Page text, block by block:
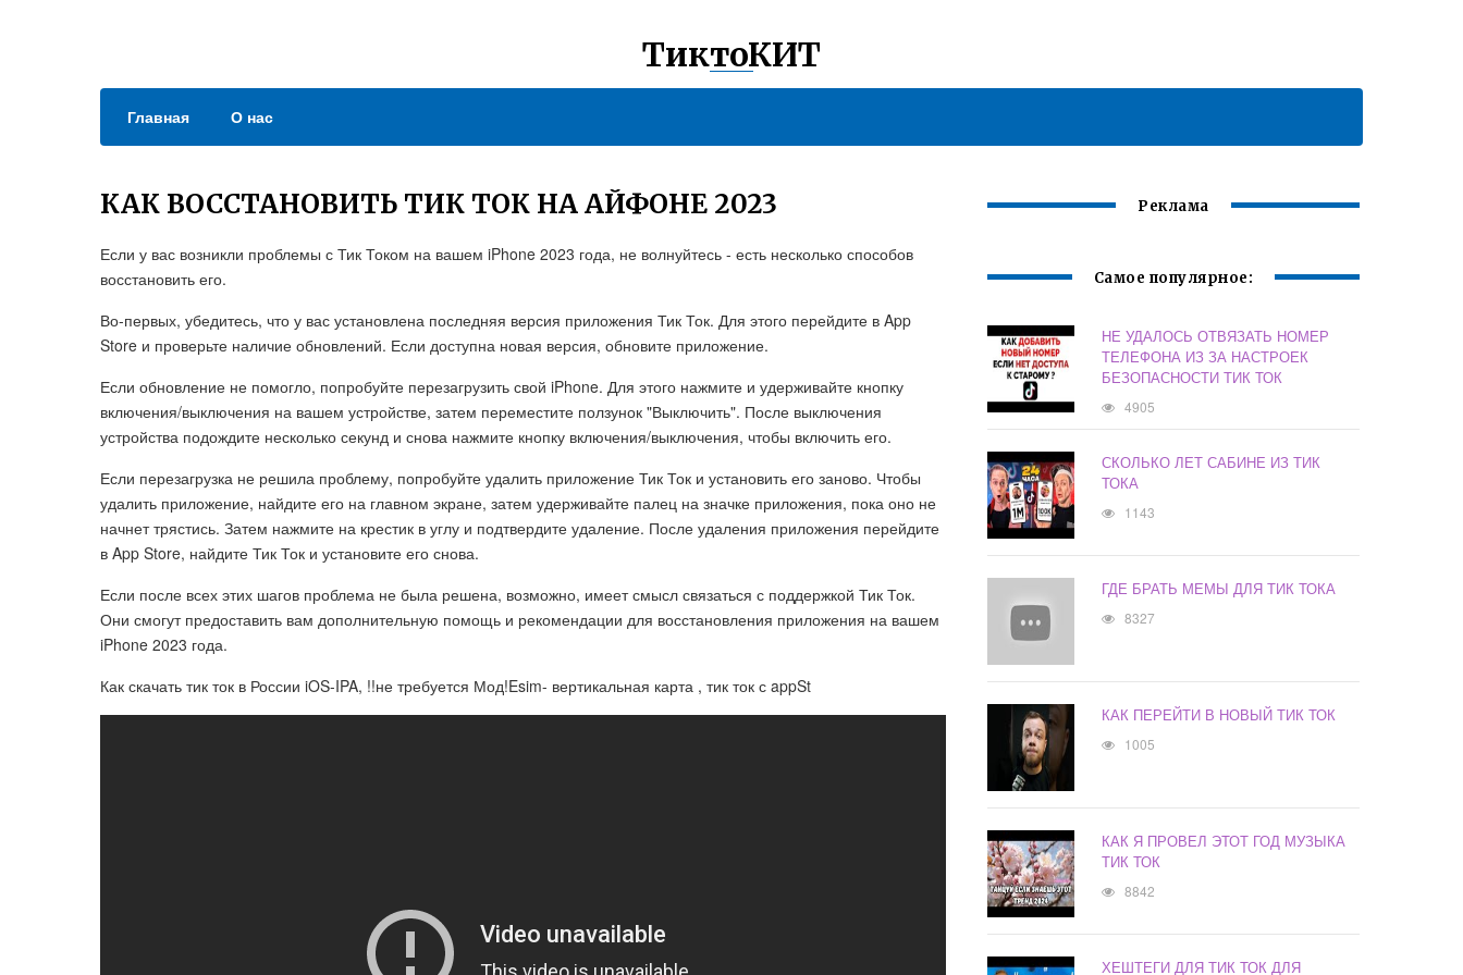
ТиктоКИТ
Главная О нас
КАК ВОССТАНОВИТЬ ТИК ТОК НА АЙФОНЕ 2023
Если у вас возникли проблемы с Тик Током на вашем iPhone 2023 года, не волнуйтесь - есть несколько способов
восстановить его.
Во-первых, убедитесь, что у вас установлена последняя версия приложения Тик Ток. Для этого перейдите в App
Store и проверьте наличие обновлений. Если доступна новая версия, обновите приложение.
Если обновление не помогло, попробуйте перезагрузить свой iPhone. Для этого нажмите и удерживайте кнопку
включения/выключения на вашем устройстве, затем переместите ползунок "Выключить". После выключения
устройства подождите несколько секунд и снова нажмите кнопку включения/выключения, чтобы включить его.
Если перезагрузка не решила проблему, попробуйте удалить приложение Тик Ток и установить его заново. Чтобы
удалить приложение, найдите его на главном экране, затем удерживайте палец на значке приложения, пока оно не
начнет трястись. Затем нажмите на крестик в углу и подтвердите удаление. После удаления приложения перейдите
в App Store, найдите Тик Ток и установите его снова.
Если после всех этих шагов проблема не была решена, возможно, имеет смысл связаться с поддержкой Тик Ток.
Они смогут предоставить вам дополнительную помощь и рекомендации для восстановления приложения на вашем
iPhone 2023 года.
Как скачать тик ток в России iOS-IPA, !!не требуется Мод!Esim- вертикальная карта , тик ток с appSt
Реклама
Самое популярное:
НЕ УДАЛОСЬ ОТВЯЗАТЬ НОМЕР
ТЕЛЕФОНА ИЗ ЗА НАСТРОЕК
БЕЗОПАСНОСТИ ТИК ТОК
4905
СКОЛЬКО ЛЕТ САБИНЕ ИЗ ТИК
ТОКА
1143
ГДЕ БРАТЬ МЕМЫ ДЛЯ ТИК ТОКА
8327
КАК ПЕРЕЙТИ В НОВЫЙ ТИК ТОК
1005
КАК Я ПРОВЕЛ ЭТОТ ГОД МУЗЫКА
ТИК ТОК
8842
ХЕШТЕГИ ДЛЯ ТИК ТОК ДЛЯ